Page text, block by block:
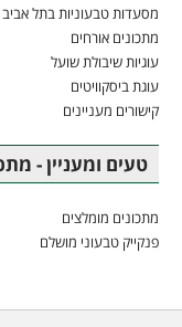
מסעדות טבעוניות בתל אביב
מתכונים אורחים
עוגיות שיבולת שועל
עוגת ביסקוויטים
קישורים מעניינים
טעים ומעניין -
מתכונים מומלצים
פנקייק טבעוני מושלם